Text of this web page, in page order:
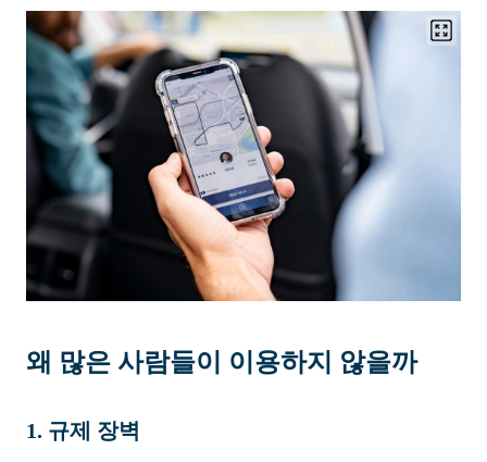
왜 많은 사람들이 이용하지 않을까
1. 규제 장벽